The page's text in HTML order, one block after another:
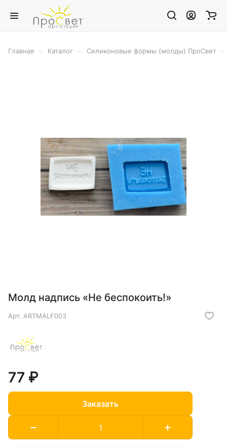
Главная Каталог Силиконовые формы (молды) ПроСвет
Молд надпись «Не беспокоить!»
Арт. ARTMALF003
77 ₽
Заказать